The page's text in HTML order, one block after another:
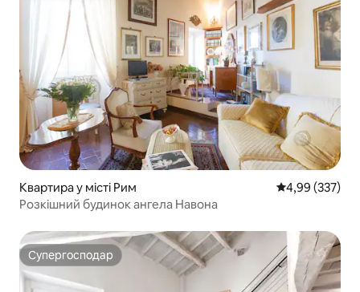
Квартира у місті Рим Середня
4,99 (337)
Розкішний будинок ангела Навона
Супергосподар
Супергосподар